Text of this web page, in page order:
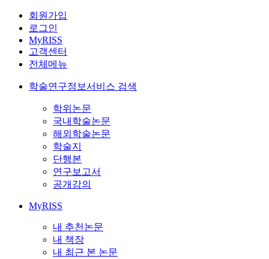
회원가입
로그인
MyRISS
고객센터
전체메뉴
학술연구정보서비스 검색
학위논문
국내학술논문
해외학술논문
학술지
단행본
연구보고서
공개강의
MyRISS
내 추천논문
내 책장
내 최근 본 논문